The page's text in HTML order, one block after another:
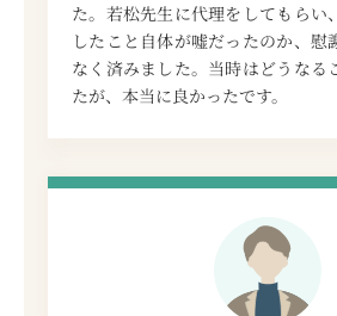
た。若松先生に代理をしてもらい
したこと自体が嘘だったのか、慰
なく済みました。当時はどうなる
たが、本当に良かったです。